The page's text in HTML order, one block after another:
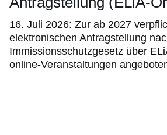
16. Juli 2026: Zur ab 2027
elektronischen Antragstellung
Immissionsschutzgesetz über
online-Veranstaltungen